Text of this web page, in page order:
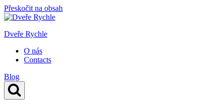
Přeskočit na obsah
Dveře Rychle
O nás
Contacts
Blog